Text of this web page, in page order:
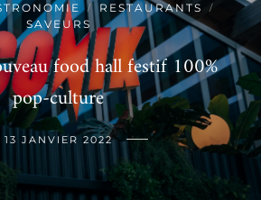
/ RESTAURANTS /
SAVEURS
food hall festif 100%
pop-culture
13 JANVIER 2022